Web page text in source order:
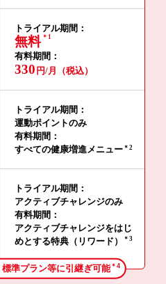
トライアル期間：
無料 ＊1
有料期間：
330 円/月（税込）
トライアル期間：
運動ポイントのみ
有料期間：
すべての健康増進メニュー ＊2
トライアル期間：
アクティブチャレンジのみ
有料期間：
アクティブチャレンジをはじ
めとする特典（リワード）
＊3
標準プラン等に引継ぎ可能＊4